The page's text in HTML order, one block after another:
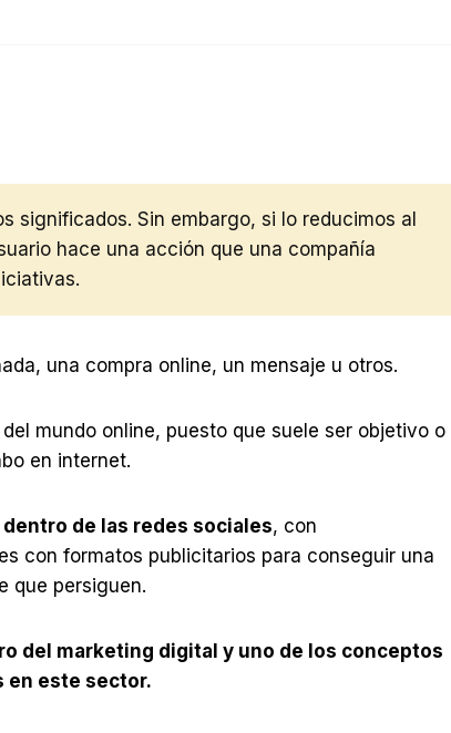
significados. Sin embargo, si lo reducimos al
hace una acción que una compañía
una compra online, un mensaje u otros.
mundo online, puesto que suele ser objetivo o
en internet.
de las redes sociales, con
con formatos publicitarios para conseguir una
que persiguen.
del marketing digital y uno de los conceptos
en este sector.